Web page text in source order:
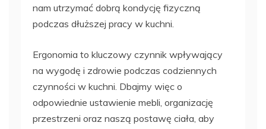
nam utrzymać dobrą kondycję fizyczną
podczas dłuższej pracy w kuchni.
Ergonomia to kluczowy czynnik wpływający
na wygodę i zdrowie podczas codziennych
czynności w kuchni. Dbajmy więc o
odpowiednie ustawienie mebli, organizację
przestrzeni oraz naszą postawę ciała, aby